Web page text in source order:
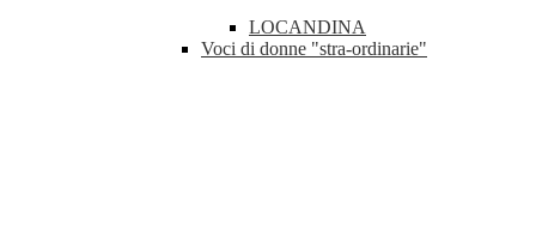
LOCANDINA
Voci di donne "stra-ordinarie"